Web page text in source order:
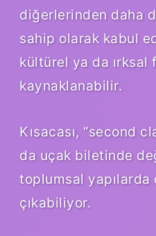
diğerlerinden daha
sahip olarak kabul
kültürel ya da ırksal
kaynaklanabilir.
Kısacası, “second
da uçak biletinde
toplumsal yapılarda
çıkabiliyor.